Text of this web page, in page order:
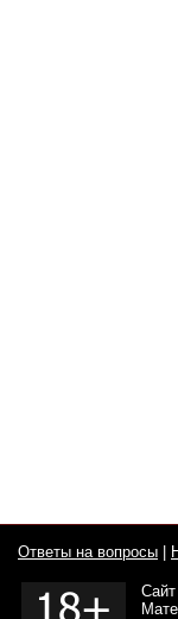
Ответы на вопросы